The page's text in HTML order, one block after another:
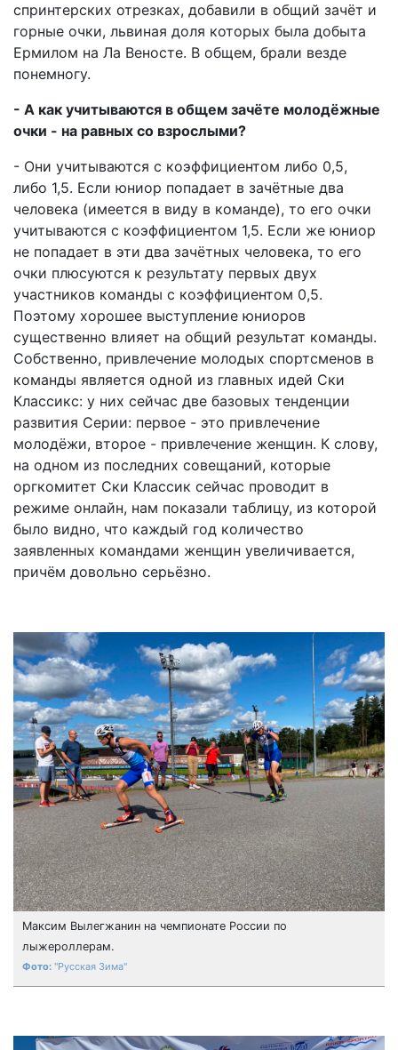
спринтерских отрезках, добавили в общий зачёт и
горные очки, львиная доля которых была добыта
Ермилом на Ла Веносте. В общем, брали везде
понемногу.
- А как учитываются в общем зачёте молодёжные
очки - на равных со взрослыми?
- Они учитываются с коэффициентом либо 0,5,
либо 1,5. Если юниор попадает в зачётные два
человека (имеется в виду в команде), то его очки
учитываются с коэффициентом 1,5. Если же юниор
не попадает в эти два зачётных человека, то его
очки плюсуются к результату первых двух
участников команды с коэффициентом 0,5.
Поэтому хорошее выступление юниоров
существенно влияет на общий результат команды.
Собственно, привлечение молодых спортсменов в
команды является одной из главных идей Ски
Классикс: у них сейчас две базовых тенденции
развития Серии: первое - это привлечение
молодёжи, второе - привлечение женщин. К слову,
на одном из последних совещаний, которые
оргкомитет Ски Классик сейчас проводит в
режиме онлайн, нам показали таблицу, из которой
было видно, что каждый год количество
заявленных командами женщин увеличивается,
причём довольно серьёзно.
Максим Вылегжанин на чемпионате России по
лыжероллерам.
"Русская Зима"